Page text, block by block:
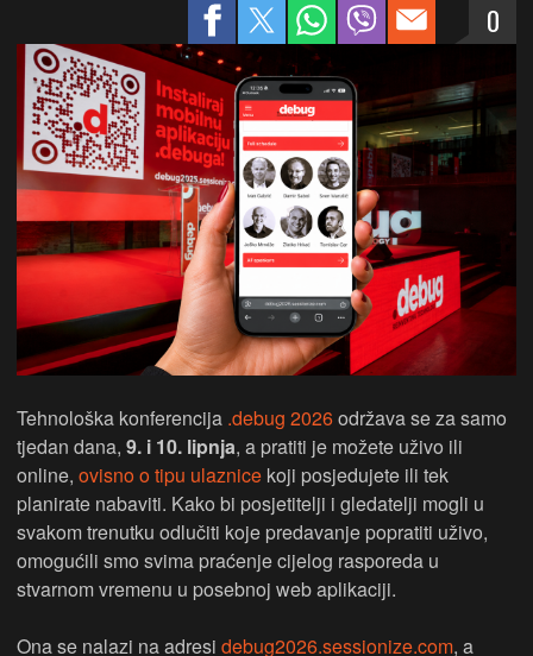
0
Tehnološka konferencija .debug 2026održava se za samo
tjedan dana, 9. i 10. lipnja, a pratiti je možete uživo ili
online, ovisno o tipu ulaznice koji posjedujete ili tek
planirate nabaviti. Kako bi posjetitelji i gledatelji mogli u
svakom trenutku odlučiti koje predavanje popratiti uživo,
omogućili smo svima praćenje cijelog rasporeda u
stvarnom vremenu u posebnoj web aplikaciji.
Ona se nalazi na adresi debug2026.sessionize.com, a